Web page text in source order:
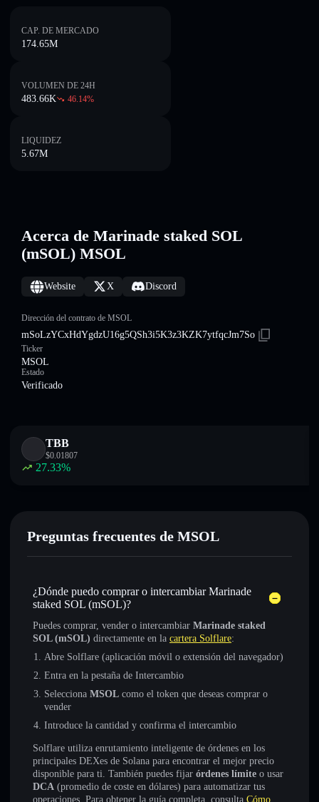
CAP. DE MERCADO
174.65M
VOLUMEN DE 24H
483.66K 46.14%
LIQUIDEZ
5.67M
Acerca de Marinade staked SOL
(mSOL) MSOL
Website X Discord
Dirección del contrato de MSOL
mSoLzYCxHdYgdzU16g5QSh3i5K3z3KZK7ytfqcJm7So
Ticker
MSOL
Estado
Verificado
TBB
$0.01807
27.33%
Preguntas frecuentes de MSOL
¿Dónde puedo comprar o intercambiar Marinade
staked SOL (mSOL)?
Puedes comprar, vender o intercambiar Marinade staked
SOL (mSOL) directamente en la cartera Solflare:
Abre Solflare (aplicación móvil o extensión del navegador)
Entra en la pestaña de Intercambio
Selecciona MSOL como el token que deseas comprar o
vender
Introduce la cantidad y confirma el intercambio
Solflare utiliza enrutamiento inteligente de órdenes en los
principales DEXes de Solana para encontrar el mejor precio
disponible para ti. También puedes fijar órdenes límite o usar
DCA (promedio de coste en dólares) para automatizar tus
operaciones. Para obtener la guía completa, consulta Cómo